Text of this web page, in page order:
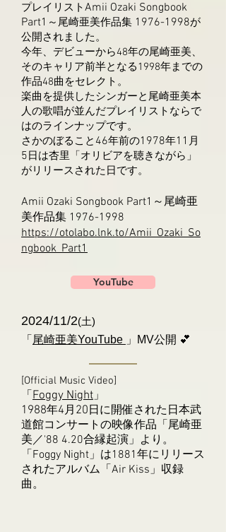
プレイリストAmii Ozaki Songbook
Part1 ～尾崎亜美作品集 1976-1998が
公開されました。
今年、デビューから48年の尾崎亜美、
そのキャリア前半となる1998年までの
作品48曲をセレクト。
楽曲を提供したシンガーと尾崎亜美本
人の歌唱が並んだプレイリストならで
はのラインナップです。
さかのぼること 46年前の1978年11 月
5 日は杏里「オリビアを聴きながら」
がリリースされた日です。
Amii Ozaki Songbook Part1 ～尾崎亜
美作品集 1976-1998
https://otolabo.lnk.to/Amii_Ozaki_So
ngbook_Part1
YouTube
2024/11/2(土)
「 尾崎亜美YouTube 」MV公開 💕
[Official Music Video]
「 Foggy Night」
1988年4月 20 日に開催された日本武
道館コンサートの映像作品「尾崎亜
美／'88 4.20合縁起演」より。
「Foggy Night」は1881年にリリース
されたアルバム「Air Kiss」収録
曲。